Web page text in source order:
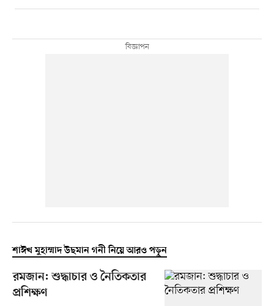
শাঈখ মুহাম্মাদ উছমান গনী নিয়ে আরও পড়ুন
রমজান: শুদ্ধাচার ও নৈতিকতার
প্রশিক্ষণ